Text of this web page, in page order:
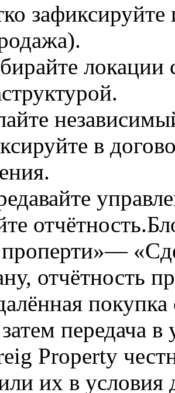
зафиксируйте
локации
в
проперти»—
отчётность
покупка
передача в
Property
их в условия